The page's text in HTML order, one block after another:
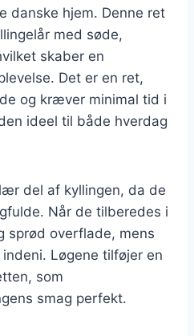
danske hjem. Denne ret
med søde,
skaber en
Det er en ret,
og kræver minimal tid i
ideel til både hverdag
del af kyllingen, da de
Når de tilberedes i
sprød overflade, mens
Løgene tilføjer en
som
smag perfekt.